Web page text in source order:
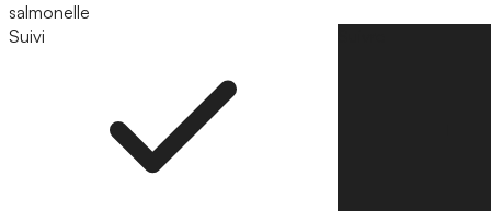
salmonelle
Suivi